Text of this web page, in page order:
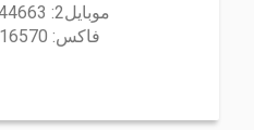
موبايل2:
فاكس: